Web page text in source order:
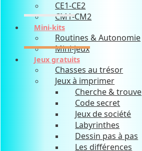
CE1-CE2
CM1-CM2
Mini-kits
Routines & Autonomie
Mini-jeux
Jeux gratuits
Chasses au trésor
Jeux à imprimer
Cherche & trouve
Code secret
Jeux de société
Labyrinthes
Dessin pas à pas
Les différences